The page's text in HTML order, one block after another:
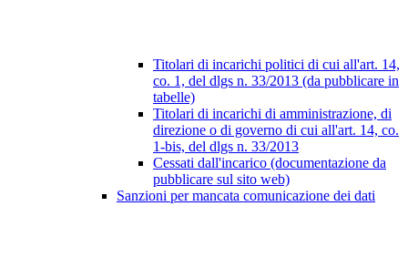
Titolari di incarichi politici di cui all'art. 14,
co. 1, del dlgs n. 33/2013 (da pubblicare in
tabelle)
Titolari di incarichi di amministrazione, di
direzione o di governo di cui all'art. 14, co.
1-bis, del dlgs n. 33/2013
Cessati dall'incarico (documentazione da
pubblicare sul sito web)
Sanzioni per mancata comunicazione dei dati